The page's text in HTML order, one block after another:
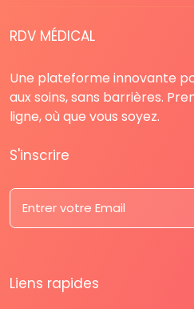
RDV MÉDICAL
Une plateforme innovante
aux soins, sans barrières.
ligne, où que vous soyez.
S'inscrire
Liens rapides